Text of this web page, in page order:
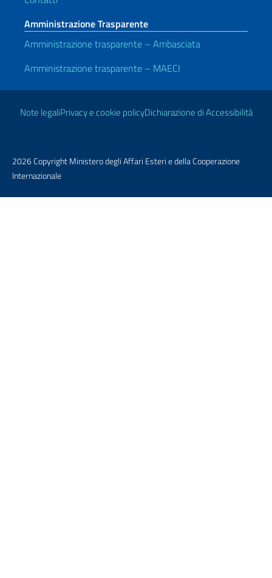
Amministrazione Trasparente
Amministrazione trasparente – Ambasciata
Amministrazione trasparente – MAECI
Link Utili
Note legaliPrivacy e cookie policyDichiarazione di Accessibilità
2026 Copyright Ministero degli Affari Esteri e della Cooperazione
Internazionale